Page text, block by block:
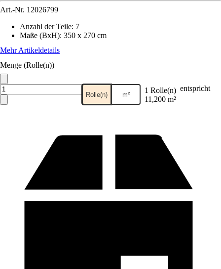
Art.-Nr. 12026799
Anzahl der Teile: 7
Maße (BxH): 350 x 270 cm
Mehr Artikeldetails
Menge (Rolle(n))
Rolle(n) m² 1 Rolle(n) entspricht
11,200 m²